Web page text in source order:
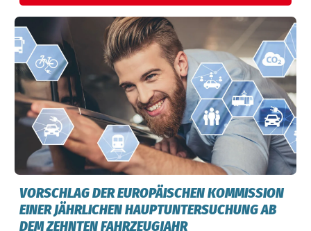
VORSCHLAG DER EUROPÄISCHEN KOMMISSION
EINER JÄHRLICHEN HAUPTUNTERSUCHUNG AB
DEM ZEHNTEN FAHRZEUGJAHR